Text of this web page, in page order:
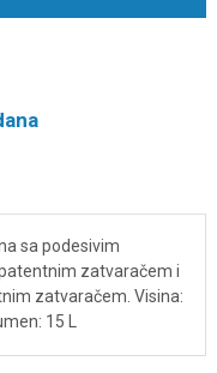
sa podesivim
zatvaračem i
zatvaračem. Visina:
15 L